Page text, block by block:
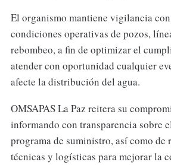
El organismo mantiene vigilancia
condiciones operativas de pozos,
rebombeo, a fin de optimizar el
atender con oportunidad cualquier
afecte la distribución del agua.
OMSAPAS La Paz reitera su
informando con transparencia sobre
programa de suministro, así como de
técnicas y logísticas para mejorar la